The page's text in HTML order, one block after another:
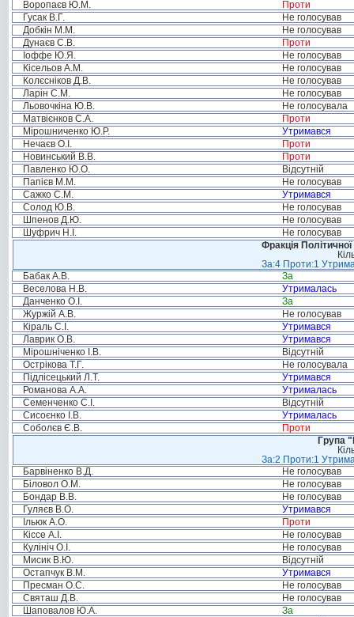
Воропаєв Ю.М.
Проти
Гусак В.Г.
Не голосував
Добкін М.М.
Не голосував
Дунаєв С.В.
Проти
Іоффе Ю.Я.
Не голосував
Кісельов А.М.
Не голосував
Колєсніков Д.В.
Не голосував
Ларін С.М.
Не голосував
Льовочкіна Ю.В.
Не голосувала
Матвієнков С.А.
Проти
Мірошниченко Ю.Р.
Утримався
Нечаєв О.І.
Проти
Новинський В.В.
Проти
Павленко Ю.О.
Відсутній
Папієв М.М.
Не голосував
Сажко С.М.
Утримався
Солод Ю.В.
Не голосував
Шпенов Д.Ю.
Не голосував
Шуфрич Н.І.
Не голосував
Фракція
За:4 Проти:1
Бабак А.В.
За
Веселова Н.В.
Утрималась
Данченко О.І.
За
Журжій А.В.
Не голосував
Кіраль С.І.
Утримався
Лаврик О.В.
Утримався
Мірошніченко І.В.
Відсутній
Острікова Т.Г.
Не голосувала
Підлісецький Л.Т.
Утримався
Романова А.А.
Утрималась
Семенченко С.І.
Відсутній
Сисоєнко І.В.
Утрималась
Соболєв Є.В.
Проти
Група
За:2 Проти:1
Барвіненко В.Д.
Не голосував
Біловол О.М.
Не голосував
Бондар В.В.
Не голосував
Гуляєв В.О.
Утримався
Ільюк А.О.
Проти
Кіссе А.І.
Не голосував
Кулініч О.І.
Не голосував
Мисик В.Ю.
Відсутній
Остапчук В.М.
Утримався
Пресман О.С.
Не голосував
Святаш Д.В.
Не голосував
Шаповалов Ю.А.
За